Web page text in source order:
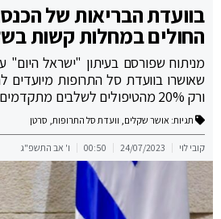
בוועדת הבריאות של
החולים במחלות קשות
שאושרו בוועדת סל התרופות מיועדים
ורק 20% מהטיפולים לשלבים מתקדמים אושרו
תגיות: אושר שקלים, וועדת סל התרופות, סרטן
קובי לוי 24/07/2023
00:50 ו' אב התשפ"ג